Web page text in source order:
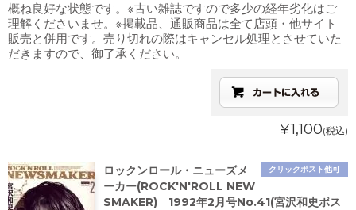
概ね良好な状態です。※古い雑誌ですので多少の経年劣化はご
理解くださいませ。※掲載品、通販商品は全て店頭・他サイト
販売と併用です。売り切れの際はキャンセル処理とさせていた
だきますので、御了承ください。
¥1,100(税込)
クリックポスト他可
ロックンロール・ニューズメ
ーカー(ROCK'N'ROLL NEW
SMAKER) 1992年2月号No.41(宮沢和史ポス